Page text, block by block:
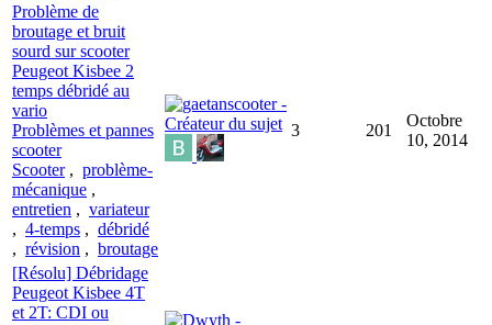
Problème de
broutage et bruit
sourd sur scooter
Peugeot Kisbee 2
temps débridé au
vario
Problèmes et pannes
scooter
Scooter, problème-
mécanique ,
entretien , variateur
, 4-temps , débridé
, révision , broutage
3 201
Octobre
10, 2014
[Résolu] Débridage
Peugeot Kisbee 4T
et 2T: CDI ou